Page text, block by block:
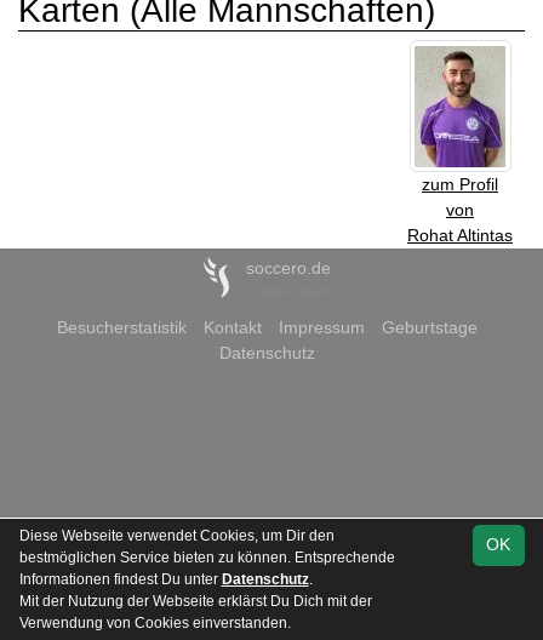
Karten (Alle Mannschaften)
zum Profil
von
Rohat Altintas
soccero.de
Besucherstatistik Kontakt Impressum
Geburtstage
Datenschutz
OK
Diese Webseite verwendet Cookies, um Dir den
bestmöglichen Service bieten zu können. Entsprechende
Informationen findest Du unter Datenschutz.
Mit der Nutzung der Webseite erklärst Du Dich mit der
Verwendung von Cookies einverstanden.